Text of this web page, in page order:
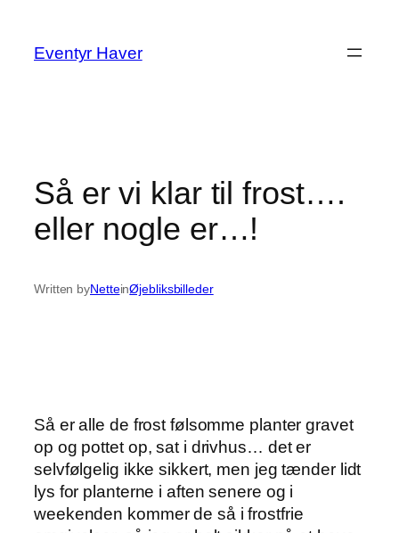
indhold
Eventyr Haver
Så er vi klar til frost….
eller nogle er…!
Written byNetteinØjebliksbilleder
Så er alle de frost følsomme planter gravet
op og pottet op, sat i drivhus… det er
selvfølgelig ikke sikkert, men jeg tænder lidt
lys for planterne i aften senere og i
weekenden kommer de så i frostfrie